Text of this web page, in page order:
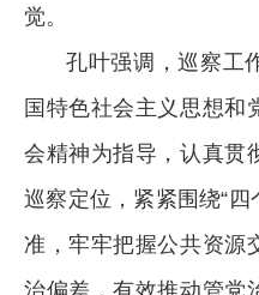
觉。
孔叶强调，巡察工
国特色社会主义思想和
会精神为指导，认真贯
巡察定位，紧紧围绕“四
准，牢牢把握公共资源
治偏差，有效推动管党